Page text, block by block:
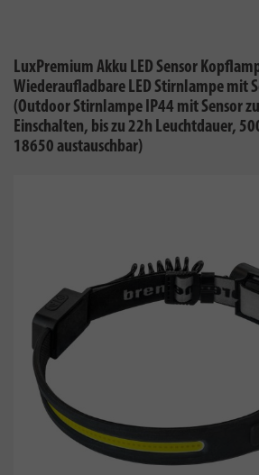
LuxPremium Akku LED Sensor
Wiederaufladbare LED Stirnlampe mit
(Outdoor Stirnlampe IP44 mit Sensor
Einschalten, bis zu 22h Leuchtdauer,
18650 austauschbar)